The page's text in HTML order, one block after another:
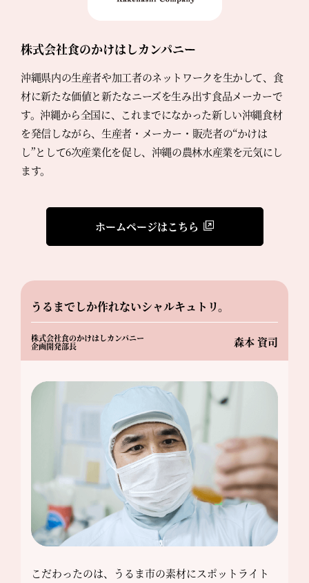
株式会社食のかけはしカンパニー
沖縄県内の生産者や加工者のネットワークを生かして、食
材に新たな価値と新たなニーズを生み出す食品メーカーで
す。沖縄から全国に、これまでになかった新しい沖縄食材
を発信しながら、生産者・メーカー・販売者の“かけは
し”として6次産業化を促し、沖縄の農林水産業を元気にし
ます。
ホームページはこちら
うるまでしか作れないシャルキュトリ。
株式会社食のかけはしカンパニー
企画開発部長 森本 資司
こだわったのは、うるま市の素材にスポットライト